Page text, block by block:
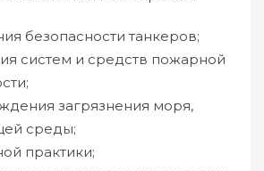
безопасности танкеров;
систем и средств пожарной
загрязнения моря,
среды;
практики;